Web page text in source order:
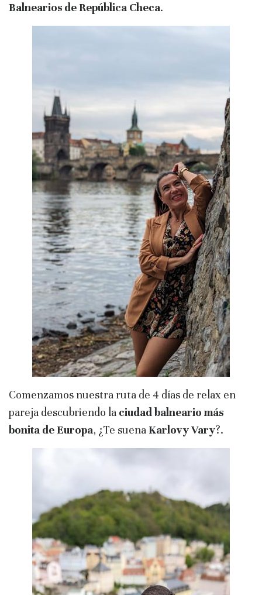
Balnearios de República Checa.
Comenzamos nuestra ruta de 4 días de relax en
pareja descubriendo la ciudad balneario más
bonita de Europa, ¿Te suena Karlovy Vary?.